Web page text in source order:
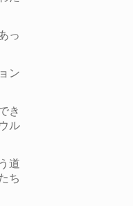
っ
ン
き
ル
道
ち